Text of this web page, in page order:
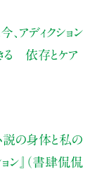
、アディクション
る 依存とケア
説の身体と私の
ン』（書肆侃侃